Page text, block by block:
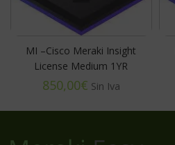
MI –Cisco Meraki Insight
License Medium 1YR
€